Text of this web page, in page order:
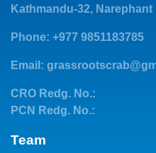
Kathmandu-32, Narephant
Phone: +977 9851183785
Email:
CRO Redg. No.:
PCN Redg. No.:
Team